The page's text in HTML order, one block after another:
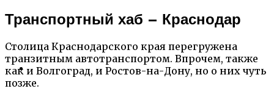
Транспортный хаб – Краснодар
Столица Краснодарского края перегружена
транзитным автотранспортом. Впрочем, также
как и Волгоград, и Ростов-на-Дону, но о них чуть
позже.